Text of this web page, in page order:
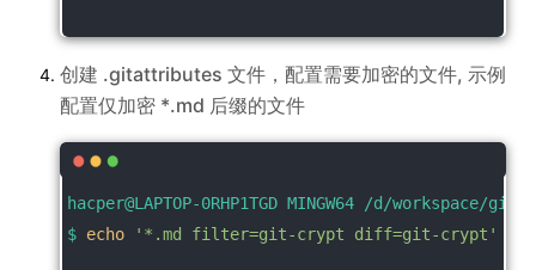
创建 .gitattributes 文件，配置需要加密的文件, 示例
配置仅加密 *.md 后缀的文件
hacper@LAPTOP-0RHP1TGD MINGW64 /d/workspace/
$ echo '*.md filter=git-crypt diff=git-crypt'